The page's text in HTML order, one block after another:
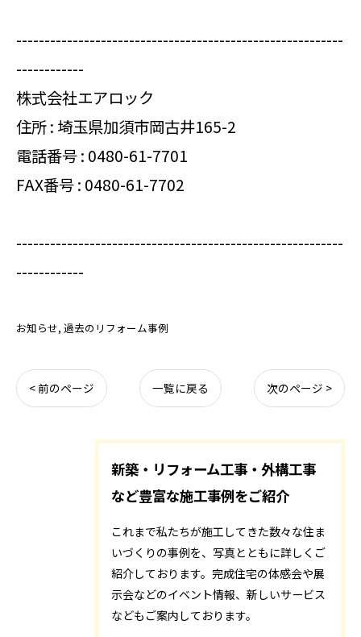
----------------------------------------------------------
------------
株式会社エアロック
住所 : 埼玉県加須市岡古井165-2
電話番号 : 0480-61-7701
FAX番号 : 0480-61-7702
----------------------------------------------------------
------------
お知らせ 過去のリフォーム事例
< 前のページ 一覧に戻る 次のページ >
新築・リフォーム工事・外構工事
など豊富な施工事例をご紹介
これまで私たちが施工してきた数々な住ま
いづくりの事例を、写真とともに詳しくご
紹介しております。完成住宅の体感会や展
示会などのイベント情報、新しいサービス
などもご案内しております。